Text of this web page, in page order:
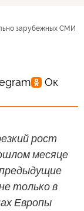
зарубежных СМИ
рост
месяце
только в
Европы